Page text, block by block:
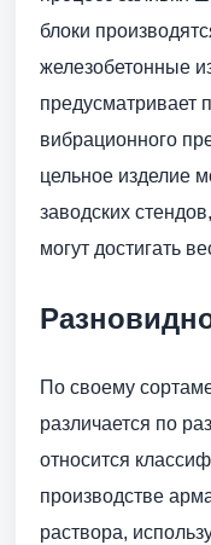
блоки
железобетонные
предусматривает
вибрационного
цельное изделие
заводских
могут достигать
По своему
различается по
относится
производстве
раствора,